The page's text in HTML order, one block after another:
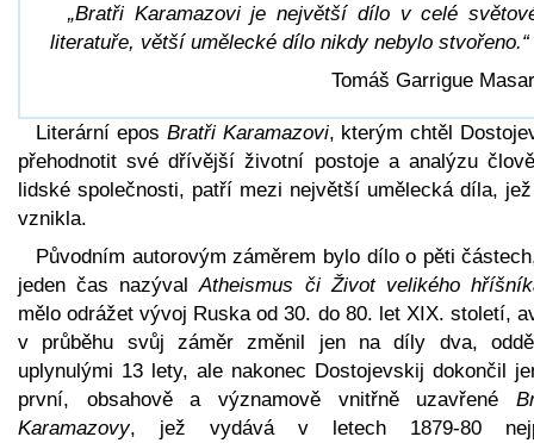
„Bratři Karamazovi je největší dílo v celé
literatuře, větší umělecké dílo nikdy nebylo stvořeno.“
Tomáš Garrigue
Literární epos Bratři Karamazovi, kterým chtěl
přehodnotit své dřívější životní postoje a analýzu
lidské společnosti, patří mezi největší umělecká díla,
vznikla.
Původním autorovým záměrem bylo dílo o pěti
jeden čas nazývalAtheismus či Život velikého
mělo odrážet vývoj Ruska od 30. do 80. let XIX. století,
v průběhu svůj záměr změnil jen na díly dva,
uplynulými 13 lety, ale nakonec Dostojevskij dokončil
první, obsahově a významově vnitřně uzavřené
Karamazovy, jež vydává v letech 1879-80